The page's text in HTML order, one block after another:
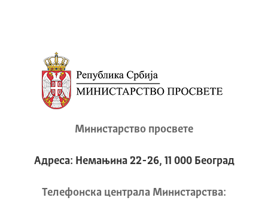
Министарство просвете
Адреса: Немањина 22-26, 11 000 Београд
Телeфонска централа Mинистарства: